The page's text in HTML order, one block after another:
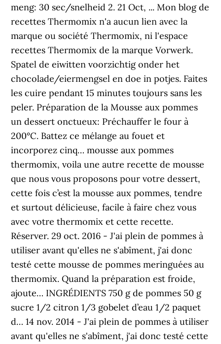
meng: 30 sec/snelheid 2. 21 Oct, ... Mon blog de
recettes Thermomix n'a aucun lien avec la
marque ou société Thermomix, ni l'espace
recettes Thermomix de la marque Vorwerk.
Spatel de eiwitten voorzichtig onder het
chocolade/eiermengsel en doe in potjes. Faites
les cuire pendant 15 minutes toujours sans les
peler. Préparation de la Mousse aux pommes
un dessert onctueux: Préchauffer le four à
200°C. Battez ce mélange au fouet et
incorporez cinq… mousse aux pommes
thermomix, voila une autre recette de mousse
que nous vous proposons pour votre dessert,
cette fois c’est la mousse aux pommes, tendre
et surtout délicieuse, facile à faire chez vous
avec votre thermomix et cette recette.
Réserver. 29 oct. 2016 - J'ai plein de pommes à
utiliser avant qu'elles ne s'abîment, j'ai donc
testé cette mousse de pommes meringuées au
thermomix. Quand la préparation est froide,
ajoute… INGRÉDIENTS 750 g de pommes 50 g
sucre 1/2 citron 1/3 gobelet d’eau 1/2 paquet
d… 14 nov. 2014 - J'ai plein de pommes à utiliser
avant qu'elles ne s'abîment, j'ai donc testé cette